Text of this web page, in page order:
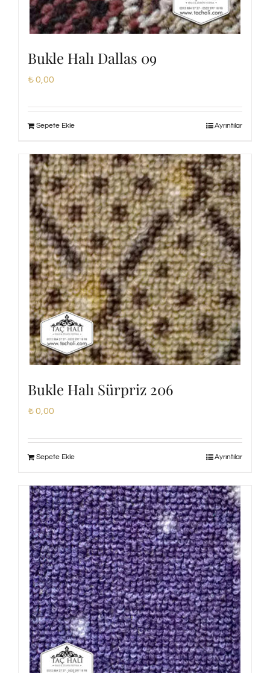
Bukle Halı Dallas 09
₺0,00
Sepete Ekle Ayrıntılar
Bukle Halı Sürpriz 206
₺0,00
Sepete Ekle Ayrıntılar